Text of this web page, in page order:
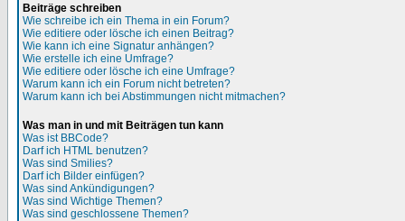
Beiträge schreiben
Wie schreibe ich ein Thema in ein Forum?
Wie editiere oder lösche ich einen Beitrag?
Wie kann ich eine Signatur anhängen?
Wie erstelle ich eine Umfrage?
Wie editiere oder lösche ich eine Umfrage?
Warum kann ich ein Forum nicht betreten?
Warum kann ich bei Abstimmungen nicht mitmachen?
Was man in und mit Beiträgen tun kann
Was ist BBCode?
Darf ich HTML benutzen?
Was sind Smilies?
Darf ich Bilder einfügen?
Was sind Ankündigungen?
Was sind Wichtige Themen?
Was sind geschlossene Themen?